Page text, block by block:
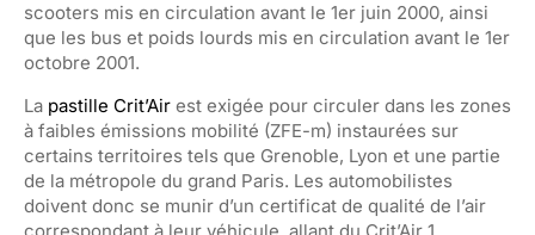
scooters mis en circulation avant le 1er juin 2000, ainsi
que les bus et poids lourds mis en circulation avant le 1er
octobre 2001.
La pastille Crit’Air est exigée pour circuler dans les zones
à faibles émissions mobilité (ZFE-m) instaurées sur
certains territoires tels que Grenoble, Lyon et une partie
de la métropole du grand Paris. Les automobilistes
doivent donc se munir d’un certificat de qualité de l’air